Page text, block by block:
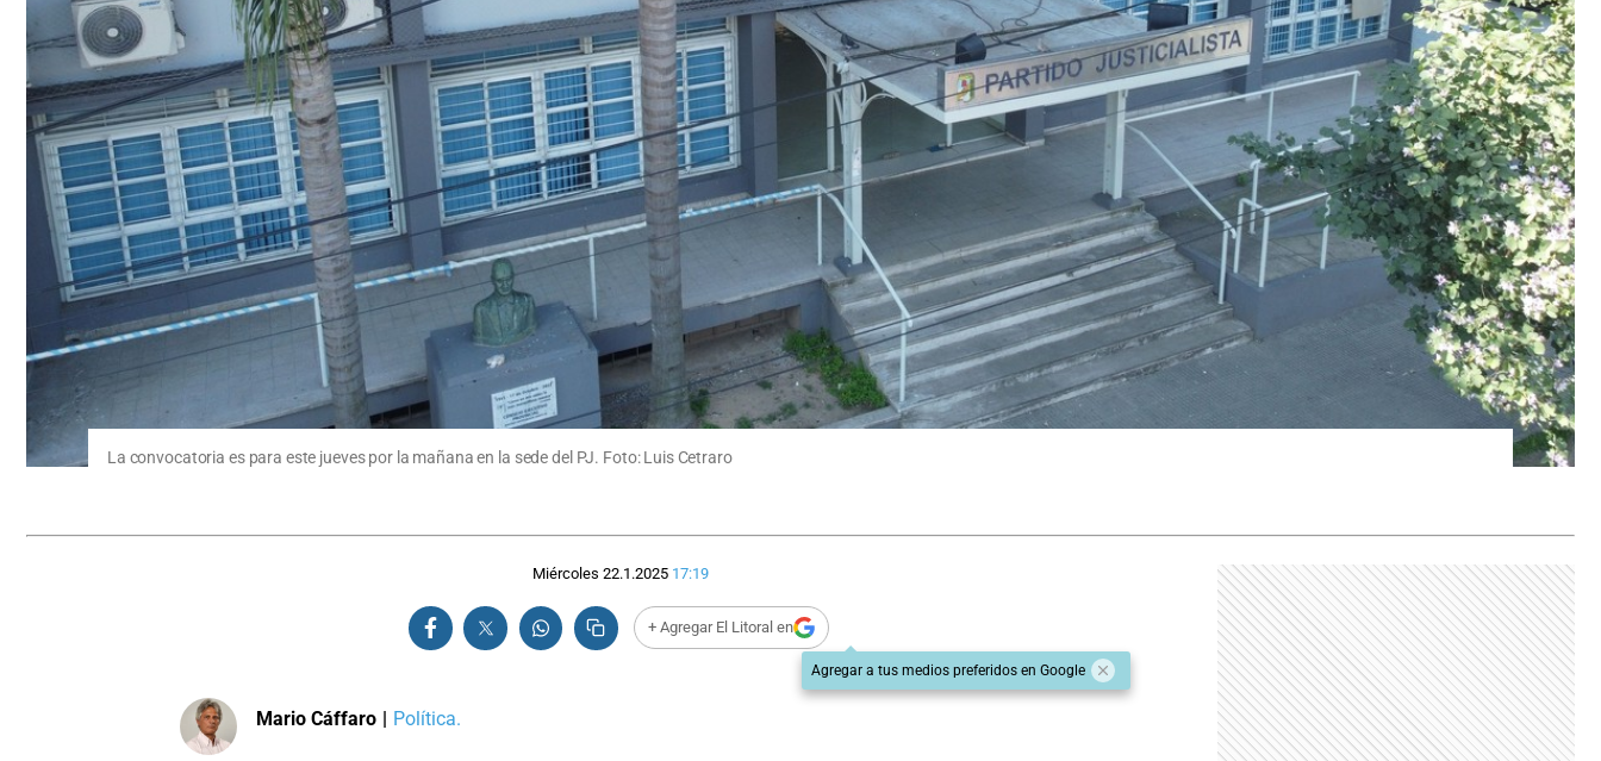
La convocatoria es para este jueves por la mañana en la sede del PJ. Foto: Luis Cetraro
Miércoles 22.1.2025 17:19
+ Agregar El Litoral en
Agregar a tus medios preferidos en Google
Mario Cáffaro | Política.